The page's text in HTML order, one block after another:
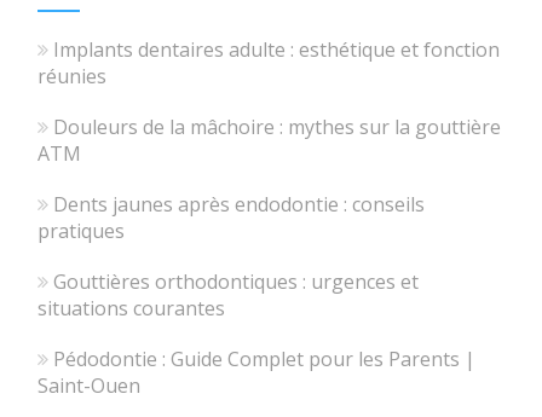
Implants dentaires adulte : esthétique et fonction
réunies
Douleurs de la mâchoire : mythes sur la gouttière
ATM
Dents jaunes après endodontie : conseils
pratiques
Gouttières orthodontiques : urgences et
situations courantes
Pédodontie : Guide Complet pour les Parents |
Saint-Ouen